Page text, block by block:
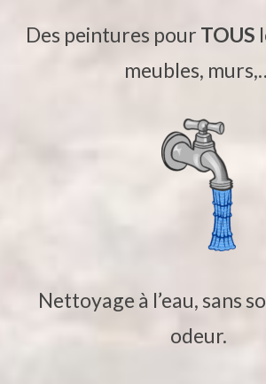
Des peintures pour TOUS
meubles,
Nettoyage à l’eau, sans
odeur.